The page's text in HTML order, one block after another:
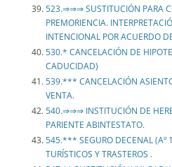
523.⇒⇒⇒ SUSTITUCIÓN PARA
PREMORIENCIA.
INTENCIONAL POR ACUERDO
530.* CANCELACIÓN DE
CADUCIDAD)
539.*** CANCELACIÓN
VENTA.
540.⇒⇒⇒ INSTITUCIÓN DE
PARIENTE ABINTESTATO.
545.*** SEGURO DECENAL (Aº
TURÍSTICOS Y TRASTEROS .